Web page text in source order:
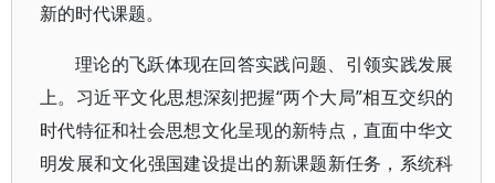
新的时代课题。
理论的飞跃体现在回答实践问题、引领实践发展
上。习近平文化思想深刻把握“两个大局”相互交织的
时代特征和社会思想文化呈现的新特点，直面中华文
明发展和文化强国建设提出的新课题新任务，系统科